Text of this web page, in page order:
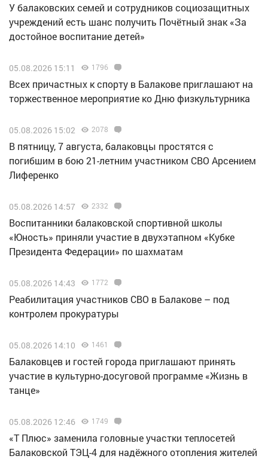
У балаковских семей и сотрудников социозащитных
учреждений есть шанс получить Почётный знак «За
достойное воспитание детей»
05.08.2026 15:11 1796
Всех причастных к спорту в Балакове приглашают на
торжественное мероприятие ко Дню физкультурника
05.08.2026 15:02 2078
В пятницу, 7 августа, балаковцы простятся с
погибшим в бою 21-летним участником СВО Арсением
Лиференко
05.08.2026 14:57 2332
Воспитанники балаковской спортивной школы
«Юность» приняли участие в двухэтапном «Кубке
Президента Федерации» по шахматам
05.08.2026 14:43 1772
Реабилитация участников СВО в Балакове – под
контролем прокуратуры
05.08.2026 14:10 1461
Балаковцев и гостей города приглашают принять
участие в культурно-досуговой программе «Жизнь в
танце»
05.08.2026 12:46 1749
«Т Плюс» заменила головные участки теплосетей
Балаковской ТЭЦ-4 для надёжного отопления жителей